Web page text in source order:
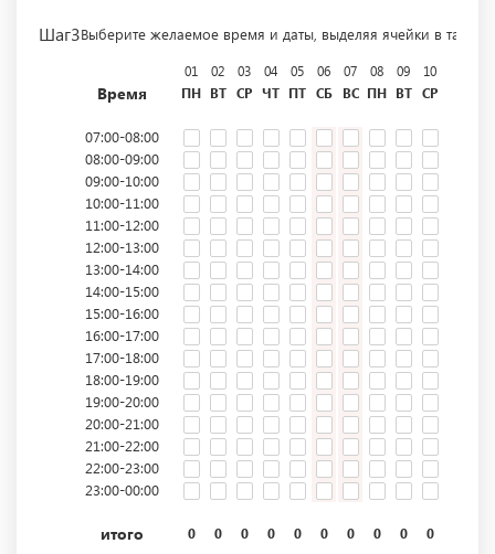
Шаг3Выберите желаемое время и даты, выделяя ячейки в
Время
01
ПН
02
ВТ
03
СР
04
ЧТ
05
ПТ
06
СБ
07
ВС
08
ПН
09
ВТ
10
СР
07:00-08:00
08:00-09:00
09:00-10:00
10:00-11:00
11:00-12:00
12:00-13:00
13:00-14:00
14:00-15:00
15:00-16:00
16:00-17:00
17:00-18:00
18:00-19:00
19:00-20:00
20:00-21:00
21:00-22:00
22:00-23:00
23:00-00:00
итого 0 0 0 0 0 0 0 0 0 0